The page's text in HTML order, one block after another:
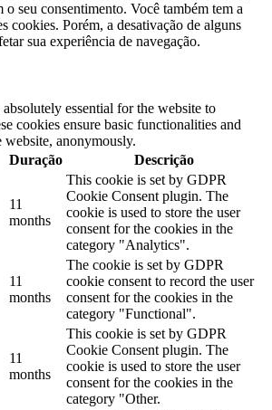
o seu consentimento. Você também tem a
cookies. Porém, a desativação de alguns
sua experiência de navegação.
essential for the website to
cookies ensure basic functionalities and
website, anonymously.
Duração Descrição
11
months
This cookie is set by GDPR
Cookie Consent plugin. The
cookie is used to store the user
consent for the cookies in the
category "Analytics".
11
months
The cookie is set by GDPR
cookie consent to record the user
consent for the cookies in the
category "Functional".
11
months
This cookie is set by GDPR
Cookie Consent plugin. The
cookie is used to store the user
consent for the cookies in the
category "Other.